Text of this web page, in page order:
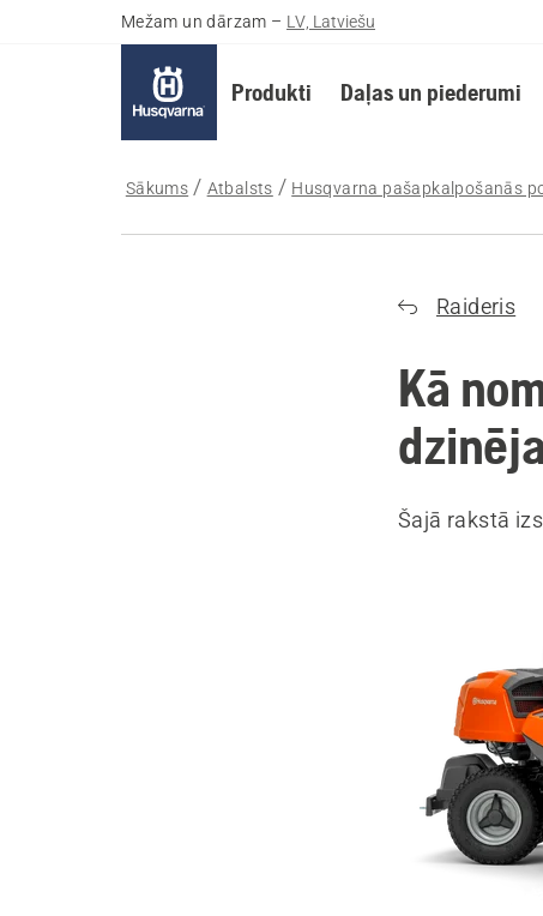
Mežam un dārzam – LV, Latviešu
Produkti Daļas un piederumi
Sākums Atbalsts Husqvarna pašapkalpošanās
Raideris
Kā
Šajā rakstā